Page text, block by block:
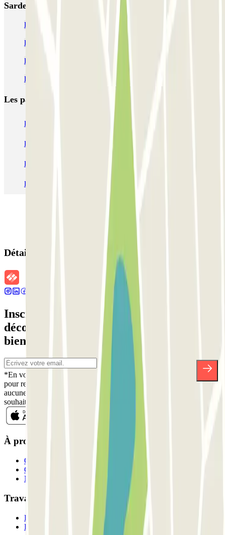
Sardenya – Parc Güell
Parking Parc Güell | Où se garer près du Parc Güell
Parkings à l'hôpital de Sant Pau
Parkings près de la place de la Ville de Gràcia
Parking Sagrada Familia | MEILLEUR PRIX ! | Parclick
Les parkings les plus réservés
Parking Paris Parking Gare de Lyon
Parking Charles de Gaulle - Roissy Aeroport
Parking Aéroport Roland Garros La Réunion P4 Longue Durée
Parking Aéroport Barcelone Parking Aéroport Beauvais
Détails de la réservation
Inscrivez-vous à notre newsletter et
découvrez des réductions, des concours et
bien d'autres surprises.
*En vous inscrivant, vous acceptez notre politique de confidentialité
pour recevoir des communications commerciales de Parclick. Sans
aucune obligation, vous pouvez vous désinscrire quand vous le
souhaitez dans la même newsletter.
À propos de Parclick
Qui sommes-nous ?
Comment ça marche?
Nos parkings
Travaillons ensemble?
Professionnels
Fournisseur de parking